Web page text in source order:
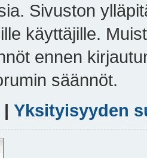
Sivuston
käyttäjille.
ennen
säännöt.
| Yksityisyyden